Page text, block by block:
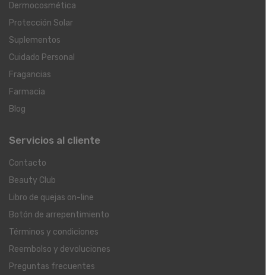
Dermocosmética
Protección Solar
Suplementos
Cuidado Personal
Fragancias
Farmacia
Blog
Servicios al cliente
Contacto
Beauty Club
Libro de quejas on-line
Botón de arrepentimiento
Términos y condiciones
Reembolso y devoluciones
Preguntas frecuentes